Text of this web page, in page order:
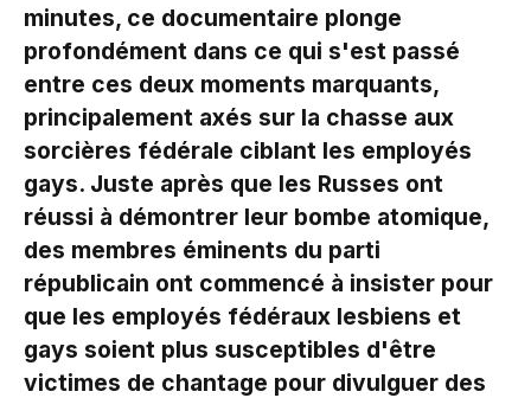
minutes, ce documentaire plonge
profondément dans ce qui s'est passé
entre ces deux moments marquants,
principalement axés sur la chasse aux
sorcières fédérale ciblant les employés
gays. Juste après que les Russes ont
réussi à démontrer leur bombe atomique,
des membres éminents du parti
républicain ont commencé à insister pour
que les employés fédéraux lesbiens et
gays soient plus susceptibles d'être
victimes de chantage pour divulguer des